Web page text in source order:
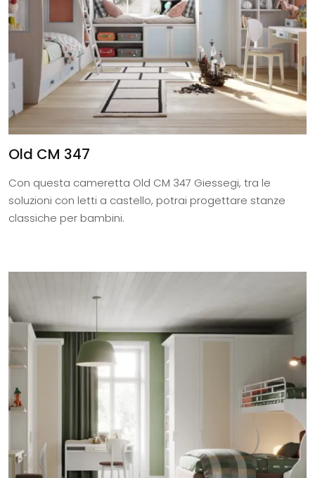
Old CM 347
Con questa cameretta Old CM 347 Giessegi, tra le
soluzioni con letti a castello, potrai progettare stanze
classiche per bambini.